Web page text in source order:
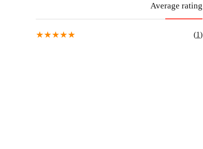
Average rating
★★★★★ (1)